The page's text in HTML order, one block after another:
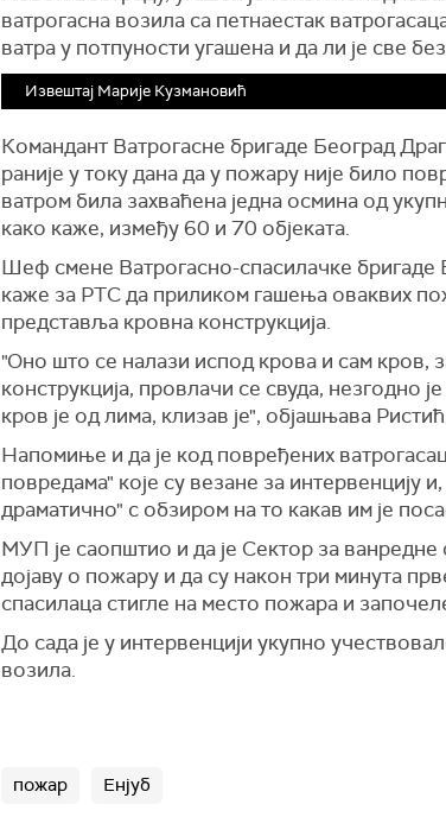
ватрогасна возила са петнаестак
ватра у потпуности угашена и да ли је све
Извештај Марије Кузмановић
Командант Ватрогасне бригаде Београд
раније у току дана да у пожару није било
ватром била захваћена једна осмина од
како каже, између 60 и 70 објеката.
Шеф смене Ватрогасно-спасилачке бригаде
каже за РТС да приликом гашења оваквих
представља кровна конструкција.
"Оно што се налази испод крова и сам кров,
конструкција, провлачи се свуда, незгодно
кров је од лима, клизав је", објашњава
Напомиње и да је код повређених
повредама" које су везане за интервенцију
драматично" с обзиром на то какав им је
МУП је саопштио и да је Сектор за ванредне
дојаву о пожару и да су након три минута
спасилаца стигле на место пожара и
До сада је у интервенцији укупно
возила.
пожар Енјуб